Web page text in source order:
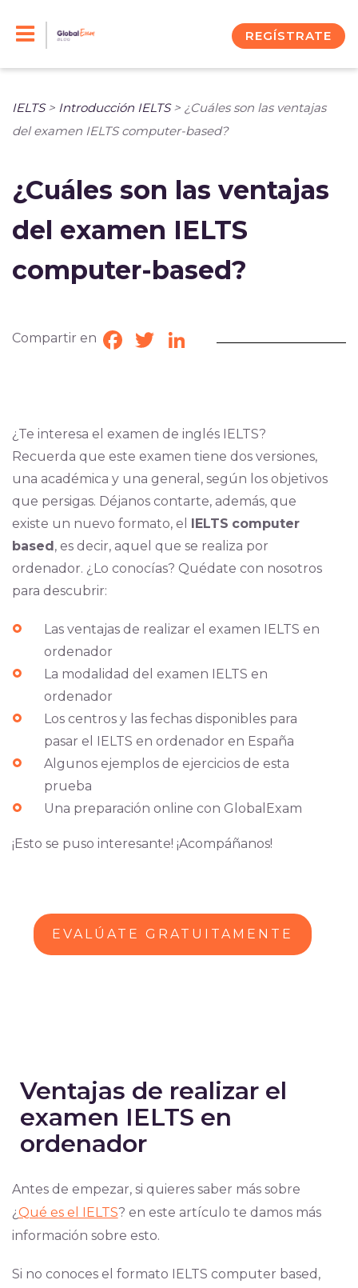
REGÍSTRATE
IELTS> Introducción IELTS> ¿Cuáles son las ventajas
del examen IELTS computer-based?
¿Cuáles son las ventajas
del examen IELTS
computer-based?
Compartir en Facebook
TwitterLinkedIn
¿Te interesa el examen de inglés IELTS?
Recuerda que este examen tiene dos versiones,
una académica y una general, según los objetivos
que persigas. Déjanos contarte, además, que
existe un nuevo formato, el IELTS computer
based, es decir, aquel que se realiza por
ordenador. ¿Lo conocías? Quédate con nosotros
para descubrir:
Las ventajas de realizar el examen IELTS en
ordenador
La modalidad del examen IELTS en
ordenador
Los centros y las fechas disponibles para
pasar el IELTS en ordenador en España
Algunos ejemplos de ejercicios de esta
prueba
Una preparación online con GlobalExam
¡Esto se puso interesante! ¡Acompáñanos!
EVALÚATE GRATUITAMENTE
Ventajas de realizar el
examen IELTS en
ordenador
Antes de empezar, si quieres saber más sobre
¿Qué es el IELTS? en este artículo te damos más
información sobre esto.
Si no conoces el formato IELTS computer based,